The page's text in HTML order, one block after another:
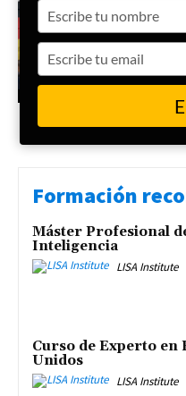
Las
el
Formación
Máster Profesional
Inteligencia
LISA Institute
Curso de Experto en
Unidos
LISA Institute
your
name
your
email